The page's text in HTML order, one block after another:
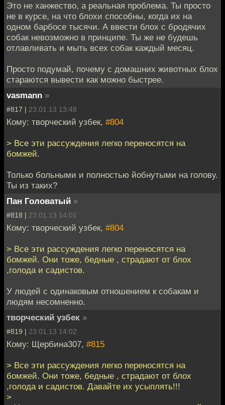
Это не ханжество, а реальная проблема. Ты просто
не в курсе, на что блохи способны, когда их на
одном барбосе тысячи. А ввести блох с бродячих
собак невозможно в принципе. Ты же не будешь
отлавливать и мыть всех собак каждый месяц.
Просто подумай, почему с домашних животных блох
стараются вывести как можно быстрее.
vasmann »
#817 | 23.01.13 13:48
Кому: творческий узбек, #804
> Все эти рассуждения легко переносятся на
бомжей.
Только больными и полностью йобнутыми на голову.
Ты из таких?
Пан Головатый »
#818 | 23.01.13 14:01
Кому: творческий узбек, #804
> Все эти рассуждения легко переносятся на
бомжей. Они тоже, бедные , страдают от блох
,голода и садистов.
У людей с одинаковым отношением к собакам и
людям несомненно.
творческий узбек »
#819 | 23.01.13 14:02
Кому: Щербина307, #815
> Все эти рассуждения легко переносятся на
бомжей. Они тоже, бедные , страдают от блох
,голода и садистов. Давайте их усыплять!!!
>